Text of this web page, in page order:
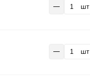
шт
шт